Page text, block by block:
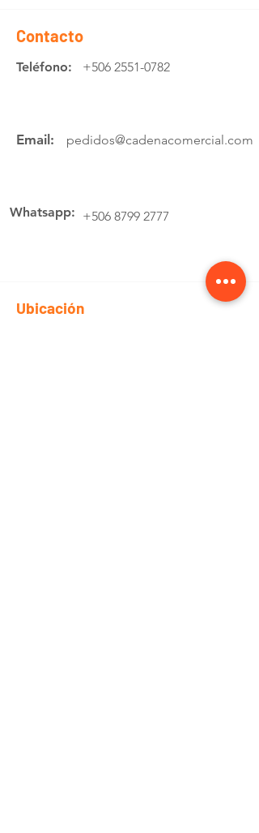
Contacto
Teléfono: +506 2551-0782
Email: pedidos@cadenacomercial.com
Whatsapp: +506 8799 2777
Ubicación